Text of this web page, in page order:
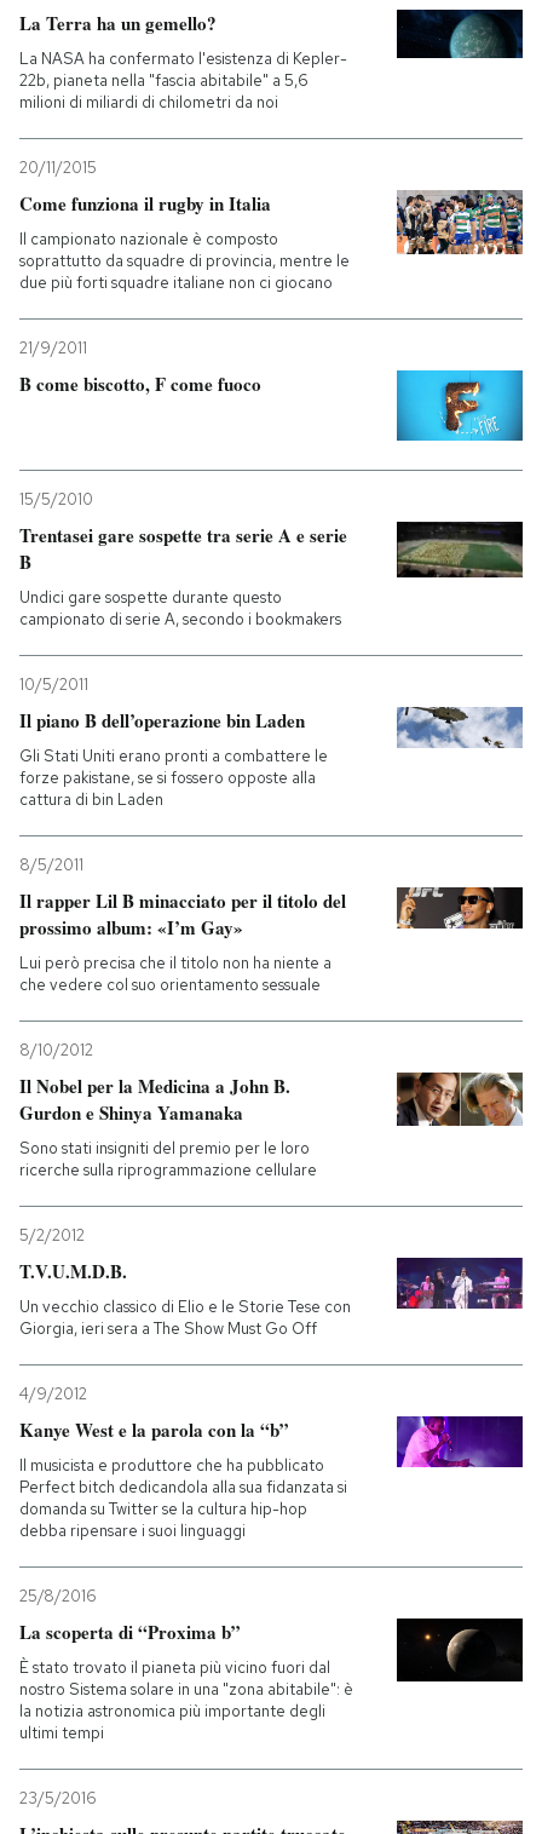
CALENDARIO
AREA PERSONALE
Entra
La Terra ha un gemello?
La NASA ha confermato l'esistenza di Kepler-
22b, pianeta nella "fascia abitabile" a 5,6
milioni di miliardi di chilometri da noi
20/11/2015
Come funziona il rugby in Italia
Il campionato nazionale è composto
soprattutto da squadre di provincia, mentre le
due più forti squadre italiane non ci giocano
21/9/2011
B come biscotto, F come fuoco
15/5/2010
Trentasei gare sospette tra serie A e serie
B
Undici gare sospette durante questo
campionato di serie A, secondo i bookmakers
10/5/2011
Il piano B dell’operazione bin Laden
Gli Stati Uniti erano pronti a combattere le
forze pakistane, se si fossero opposte alla
cattura di bin Laden
8/5/2011
Il rapper Lil B minacciato per il titolo del
prossimo album: «I’m Gay»
Lui però precisa che il titolo non ha niente a
che vedere col suo orientamento sessuale
8/10/2012
Il Nobel per la Medicina a John B.
Gurdon e Shinya Yamanaka
Sono stati insigniti del premio per le loro
ricerche sulla riprogrammazione cellulare
5/2/2012
T.V.U.M.D.B.
Un vecchio classico di Elio e le Storie Tese con
Giorgia, ieri sera a The Show Must Go Off
4/9/2012
Kanye West e la parola con la “b”
Il musicista e produttore che ha pubblicato
Perfect bitch dedicandola alla sua fidanzata si
domanda su Twitter se la cultura hip-hop
debba ripensare i suoi linguaggi
25/8/2016
La scoperta di “Proxima b”
È stato trovato il pianeta più vicino fuori dal
nostro Sistema solare in una "zona abitabile": è
la notizia astronomica più importante degli
ultimi tempi
23/5/2016